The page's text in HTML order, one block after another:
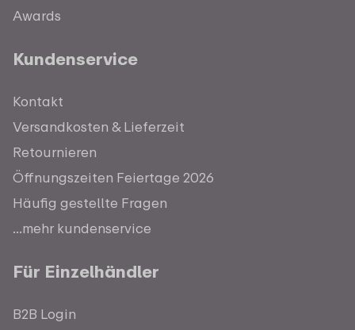
Awards
Kundenservice
Kontakt
Versandkosten & Lieferzeit
Retournieren
Öffnungszeiten Feiertage 2026
Häufig gestellte Fragen
...mehr kundenservice
Für Einzelhändler
B2B Login